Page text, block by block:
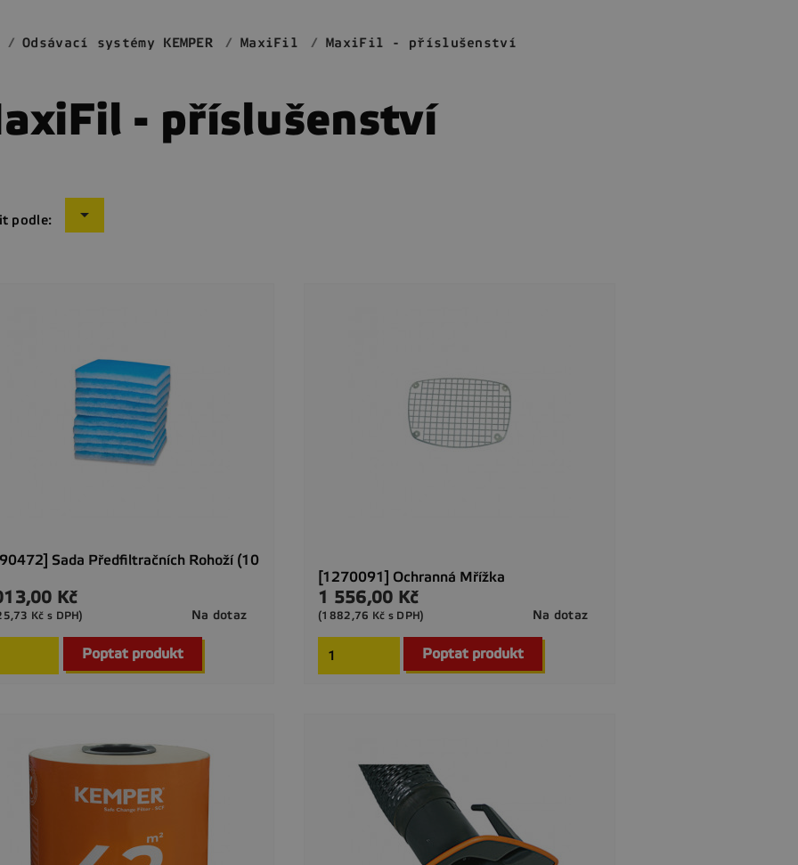
Odsávací systémy KEMPER MaxiFil MaxiFil - příslušenství
- příslušenství
podle: 
Sada Předfiltračních Rohoží (10
Kč
Na dotaz
Kč s DPH)
Poptat produkt
Rychlý náhled
[1270091] Ochranná Mřížka
Cena
1 556,00 Kč
Na dotaz
(1882,76 Kč s DPH)
Poptat produkt
Rychlý náhled